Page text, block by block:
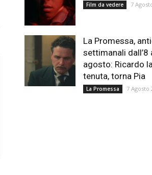
Film da vedere 7
La Promessa,
settimanali dall’8
agosto: Ricardo
tenuta, torna Pia
La Promessa 7 Agosto